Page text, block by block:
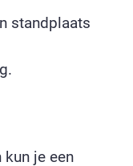
standplaats
kun je een